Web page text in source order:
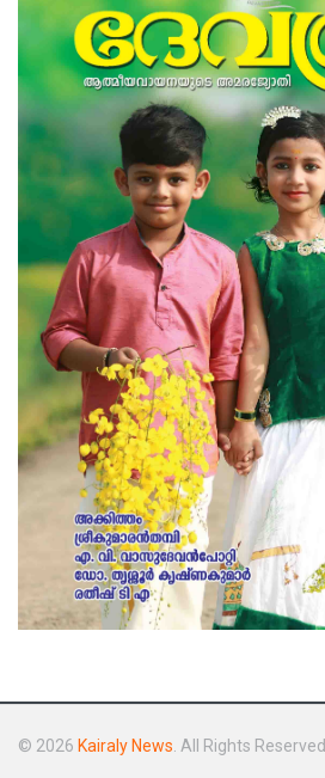
© 2026 Kairaly News . All Rights Reserved.